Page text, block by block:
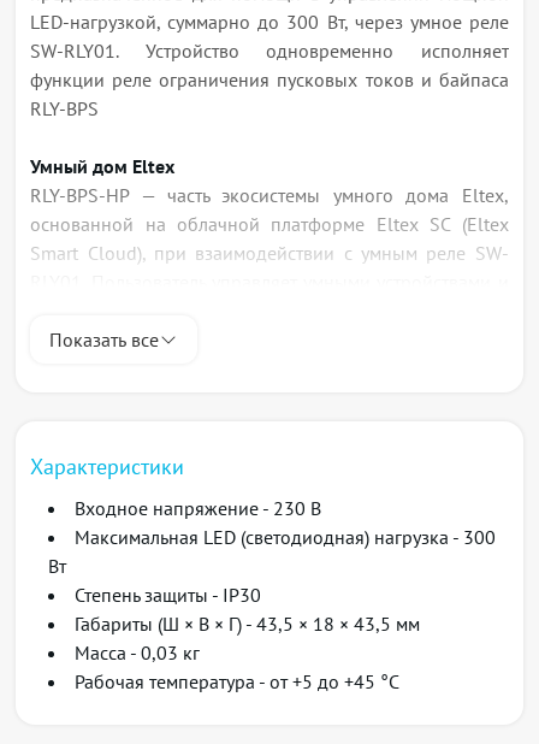
LED-нагрузкой, суммарно до 300 Вт, через умное реле
SW-RLY01. Устройство одновременно исполняет
функции реле ограничения пусковых токов и байпаса
RLY-BPS
Умный дом Eltex
RLY-BPS-HP — часть экосистемы умного дома Eltex,
основанной на облачной платформе Eltex SC (Eltex
Smart Cloud), при взаимодействии с умным реле SW-
мобильного устройства на базе iOS или Android с
Показать все
Характеристики
Входное напряжение - 230 В
Максимальная LED (светодиодная) нагрузка - 300
Вт
Степень защиты - IP30
Габариты (Ш × В × Г) - 43,5 × 18 × 43,5 мм
Масса - 0,03 кг
Рабочая температура - от +5 до +45 °C